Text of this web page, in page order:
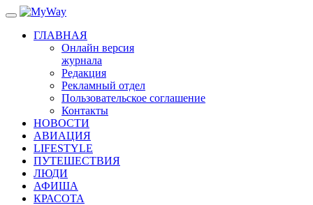
ГЛАВНАЯ
Онлайн версия
журнала
Редакция
Рекламный отдел
Пользовательское соглашение
Контакты
НОВОСТИ
АВИАЦИЯ
LIFESTYLE
ПУТЕШЕСТВИЯ
ЛЮДИ
АФИША
КРАСОТА